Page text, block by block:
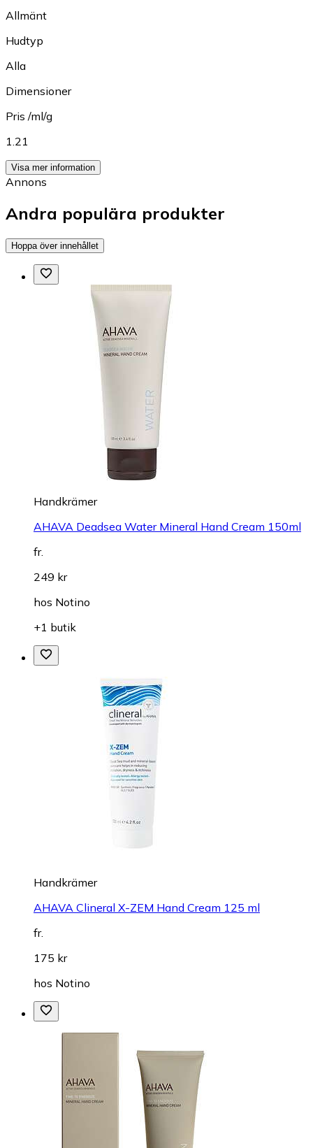
Allmänt
Hudtyp
Alla
Dimensioner
Pris /ml/g
1.21
Visa mer information
Annons
Andra populära produkter
Hoppa över innehållet
Handkrämer
AHAVA Deadsea Water Mineral Hand Cream 150ml
fr.
249 kr
hos Notino
+1 butik
Handkrämer
AHAVA Clineral X-ZEM Hand Cream 125 ml
fr.
175 kr
hos Notino